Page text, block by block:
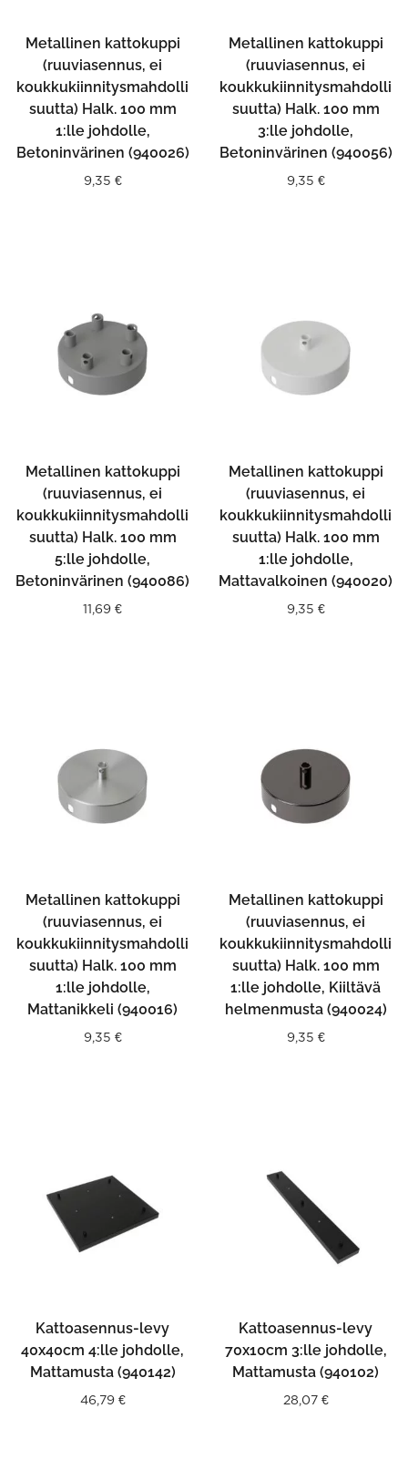
Metallinen kattokuppi
(ruuviasennus, ei
koukkukiinnitysmahdolli
suutta) Halk. 100 mm
1:lle johdolle,
Betoninvärinen (940026)
9,35 €
Metallinen kattokuppi
(ruuviasennus, ei
koukkukiinnitysmahdolli
suutta) Halk. 100 mm
3:lle johdolle,
Betoninvärinen (940056)
9,35 €
Metallinen kattokuppi
(ruuviasennus, ei
koukkukiinnitysmahdolli
suutta) Halk. 100 mm
5:lle johdolle,
Betoninvärinen (940086)
11,69 €
Metallinen kattokuppi
(ruuviasennus, ei
koukkukiinnitysmahdolli
suutta) Halk. 100 mm
1:lle johdolle,
Mattavalkoinen (940020)
9,35 €
Metallinen kattokuppi
(ruuviasennus, ei
koukkukiinnitysmahdolli
suutta) Halk. 100 mm
1:lle johdolle,
Mattanikkeli (940016)
9,35 €
Metallinen kattokuppi
(ruuviasennus, ei
koukkukiinnitysmahdolli
suutta) Halk. 100 mm
1:lle johdolle, Kiiltävä
helmenmusta (940024)
9,35 €
Kattoasennus-levy
40x40cm 4:lle johdolle,
Mattamusta (940142)
46,79 €
Kattoasennus-levy
70x10cm 3:lle johdolle,
Mattamusta (940102)
28,07 €